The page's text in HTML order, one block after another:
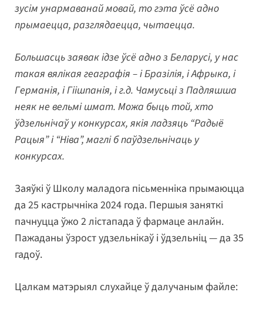
зусім унармаванай мовай, то гэта ўсё адно
прымаецца, разглядаецца, чытаецца.
Большасць заявак ідзе ўсё адно з Беларусі, у нас
такая вялікая геаграфія – і Бразілія, і Афрыка, і
Германія, і Гіішпанія, і г.д. Чамусьці з Падляшша
неяк не вельмі шмат. Можа быць той, хто
ўдзельнічаў у конкурсах, якія ладзяць “Радыё
Рацыя” і “Ніва”, маглі б паўдзельнічаць у
конкурсах.
Заяўкі ў Школу маладога пісьменніка прымаюцца
да 25 кастрычніка 2024 года. Першыя заняткі
пачнуцца ўжо 2 лістапада ў фармаце анлайн.
Пажаданы ўзрост удзельнікаў і ўдзельніц — да 35
гадоў.
Цалкам матэрыял слухайце ў далучаным файле: